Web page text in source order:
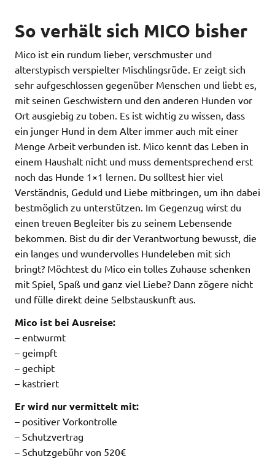
So verhält sich MICO bisher
Mico ist ein rundum lieber, verschmuster und
alterstypisch verspielter Mischlingsrüde. Er zeigt sich
sehr aufgeschlossen gegenüber Menschen und liebt es,
mit seinen Geschwistern und den anderen Hunden vor
Ort ausgiebig zu toben. Es ist wichtig zu wissen, dass
ein junger Hund in dem Alter immer auch mit einer
Menge Arbeit verbunden ist. Mico kennt das Leben in
einem Haushalt nicht und muss dementsprechend erst
noch das Hunde 1×1 lernen. Du solltest hier viel
Verständnis, Geduld und Liebe mitbringen, um ihn dabei
bestmöglich zu unterstützen. Im Gegenzug wirst du
einen treuen Begleiter bis zu seinem Lebensende
bekommen. Bist du dir der Verantwortung bewusst, die
ein langes und wundervolles Hundeleben mit sich
bringt? Möchtest du Mico ein tolles Zuhause schenken
mit Spiel, Spaß und ganz viel Liebe? Dann zögere nicht
und fülle direkt deine Selbstauskunft aus.
Mico ist bei Ausreise:
– entwurmt
– geimpft
– gechipt
– kastriert
Er wird nur vermittelt mit:
– positiver Vorkontrolle
– Schutzvertrag
– Schutzgebühr von 520€